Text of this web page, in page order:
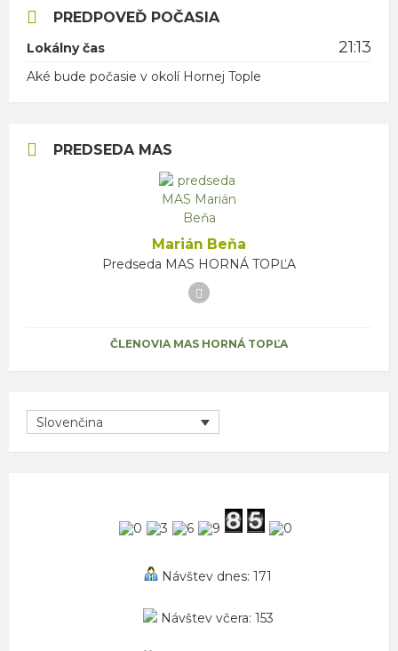
PREDPOVEĎ POČASIA
Lokálny čas 21:13
Aké bude počasie v okolí Hornej Tople
PREDSEDA MAS
Marián Beňa
Predseda MAS HORNÁ TOPĽA
Facebook
ČLENOVIA MAS HORNÁ TOPĽA
Slovenčina
Návštev dnes: 171
Návštev včera: 153